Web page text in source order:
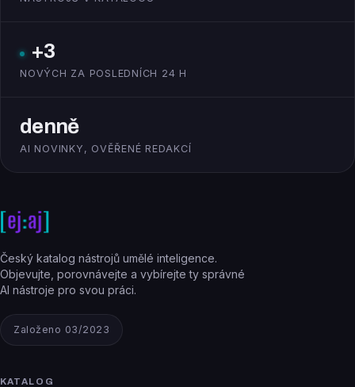
+3
NOVÝCH ZA POSLEDNÍCH 24 H
denně
AI NOVINKY, OVĚŘENÉ REDAKCÍ
Český katalog nástrojů umělé inteligence.
Objevujte, porovnávejte a vybírejte ty správné
AI nástroje pro svou práci.
Založeno 03/2023
KATALOG